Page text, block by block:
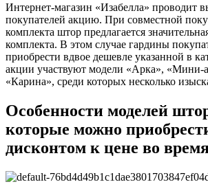
Интернет-магазин «Изабелла» проводит
покупателей акцию. При совместной
комплекта штор предлагается
комплекта. В этом случае гардины
приобрести вдвое дешевле указанной в
акции участвуют модели «Арка», «Мини-
«Карина», среди которых несколько
Особенности моделей
которые можно
дисконтом к цене во